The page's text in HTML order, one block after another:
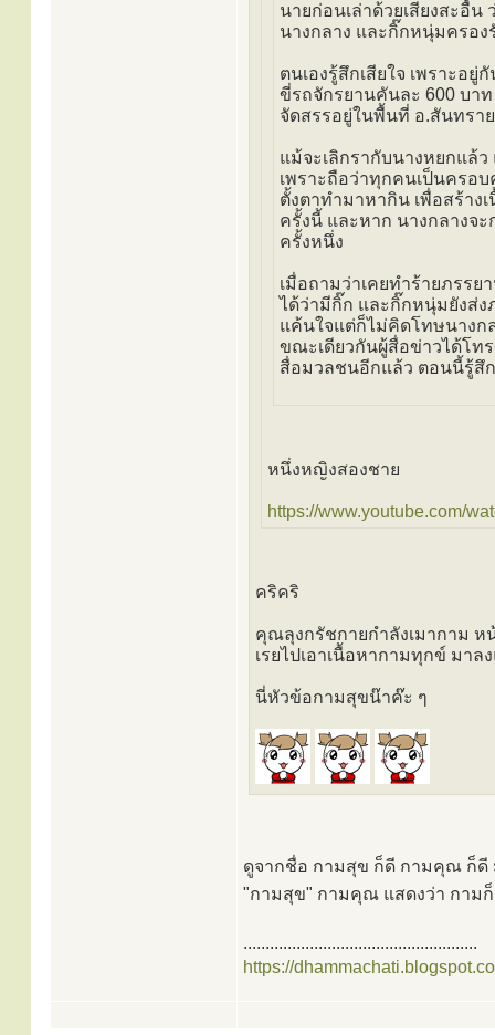
นายก่อนเล่าด้วยเสียงสะอื้น
นางกลาง และกิ๊กหนุ่มครอง
ตนเองรู้สึกเสียใจ เพราะอ
ขี่รถจักรยานคันละ 600 บา
จัดสรรอยู่ในพื้นที่ อ.สันทราย
แม้จะเลิกรากับนางหยกแล้
เพราะถือว่าทุกคนเป็นครอ
ตั้งตาทำมาหากิน เพื่อสร้าง
ครั้งนี้ และหาก นางกลางจ
ครั้งหนึ่ง
เมื่อถามว่าเคยทำร้ายภรร
ได้ว่ามีกิ๊ก และกิ๊กหนุ่มยังส่ง
แค้นใจแต่ก็ไม่คิดโทษนางก
ขณะเดียวกันผู้สื่อข่าวได้โ
สื่อมวลชนอีกแล้ว ตอนนี้รู้สึ
หนึ่งหญิงสองชาย
https://www.youtube.com/
คริคริ
คุณลุงกรัชกายกำลังเมากาม ห
เรยไปเอาเนื้อหากามทุกข์ มา
นี่หัวข้อกามสุขน๊าค๊ะ ๆ
ดูจากชื่อ กามสุข ก็ดี กามคุณ ก็ดี
"กามสุข" กามคุณ แสดงว่า กาม
.....................................................
https://